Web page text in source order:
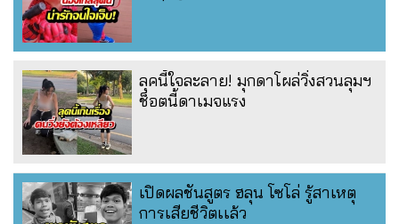
ลุคนี้ใจละลาย! มุกดาโผล่วิ่งสวนลุมฯ
ช็อตนี้ดาเมจแรง
เปิดผลชันสูตร ฮลุน โซโล่ รู้สาเหตุ
การเสียชีวิตเเล้ว